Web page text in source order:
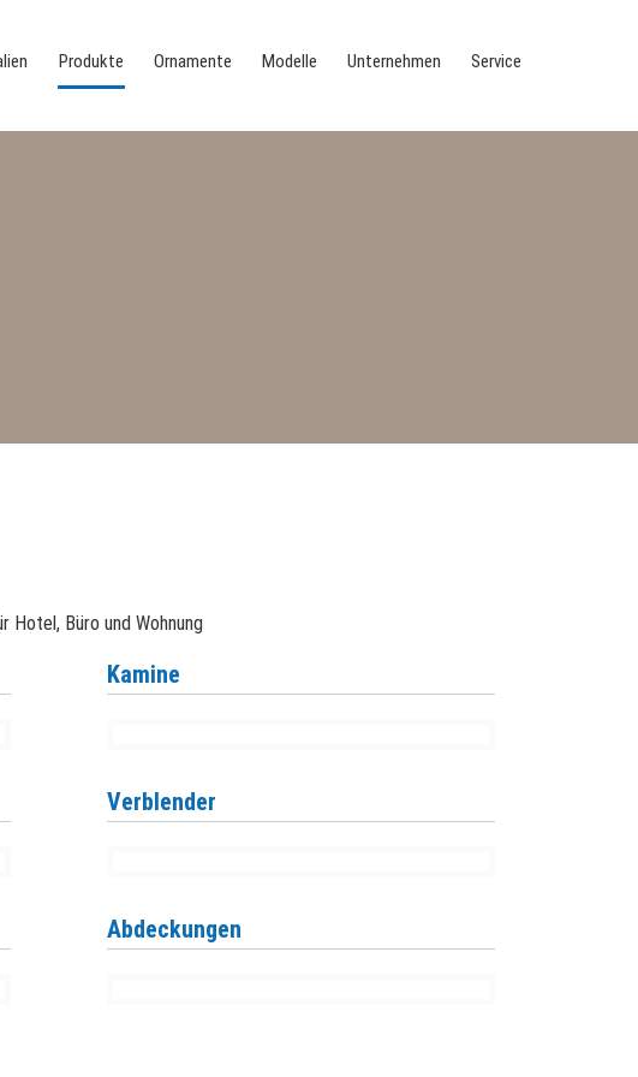
Produkte Ornamente Modelle Unternehmen Service
Hotel, Büro und Wohnung
Kamine
Verblender
Abdeckungen